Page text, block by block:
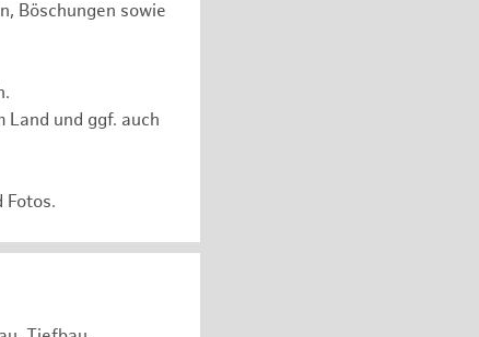
Böschungen sowie
und ggf. auch
Fotos.